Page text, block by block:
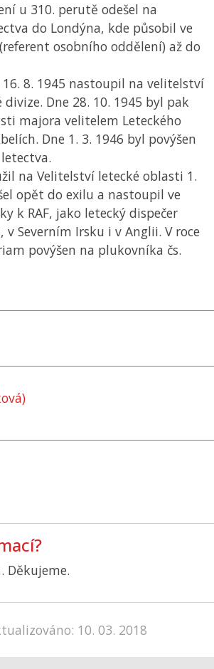
u 310. perutě odešel na
do Londýna, kde působil ve
osobního oddělení) až do
16. 8. 1945 nastoupil na velitelství
Dne 28. 10. 1945 byl pak
majora velitelem Leteckého
Dne 1. 3. 1946 byl povýšen
na Velitelství letecké oblasti 1.
opět do exilu a nastoupil ve
k RAF, jako letecký dispečer
v Severním Irsku i v Anglii. V roce
povýšen na plukovníka čs.
Děkujeme.
10. 03. 2018